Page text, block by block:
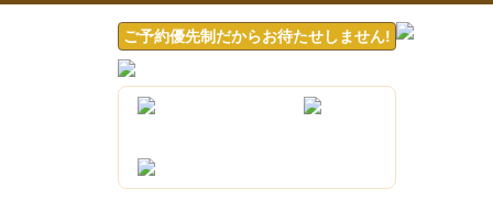
ご予約優先制だからお待たせしません!